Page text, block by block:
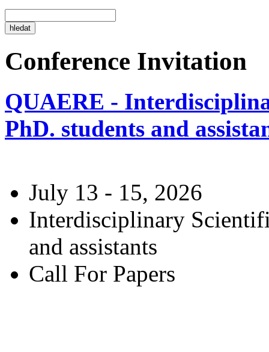
Conference Invitation
QUAERE -
PhD. students and
July 13 - 15, 2026
Interdisciplinary
and assistants
Call For Papers